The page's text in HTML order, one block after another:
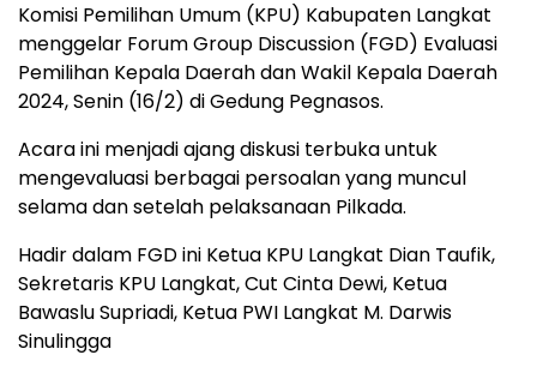
Komisi Pemilihan Umum (KPU) Kabupaten Langkat
menggelar Forum Group Discussion (FGD) Evaluasi
Pemilihan Kepala Daerah dan Wakil Kepala Daerah
2024, Senin (16/2) di Gedung Pegnasos.
Acara ini menjadi ajang diskusi terbuka untuk
mengevaluasi berbagai persoalan yang muncul
selama dan setelah pelaksanaan Pilkada.
Hadir dalam FGD ini Ketua KPU Langkat Dian Taufik,
Sekretaris KPU Langkat, Cut Cinta Dewi, Ketua
Bawaslu Supriadi, Ketua PWI Langkat M. Darwis
Sinulingga